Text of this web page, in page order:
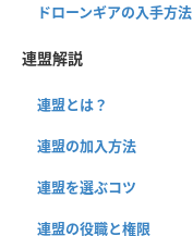
ドローンギアの入手方法
連盟解説
連盟とは？
連盟の加入方法
連盟を選ぶコツ
連盟の役職と権限